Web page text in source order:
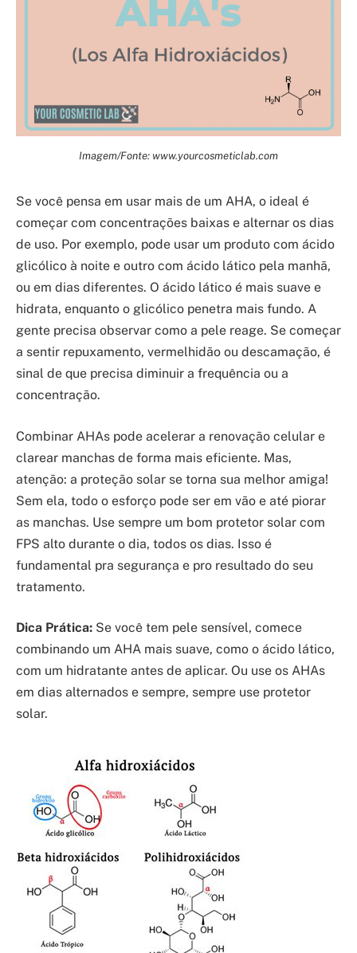
Imagem/Fonte: www.yourcosmeticlab.com
Se você pensa em usar mais de um AHA, o ideal é
começar com concentrações baixas e alternar os dias
de uso. Por exemplo, pode usar um produto com ácido
glicólico à noite e outro com ácido lático pela manhã,
ou em dias diferentes. O ácido lático é mais suave e
hidrata, enquanto o glicólico penetra mais fundo. A
gente precisa observar como a pele reage. Se começar
a sentir repuxamento, vermelhidão ou descamação, é
sinal de que precisa diminuir a frequência ou a
concentração.
Combinar AHAs pode acelerar a renovação celular e
clarear manchas de forma mais eficiente. Mas,
atenção: a proteção solar se torna sua melhor amiga!
Sem ela, todo o esforço pode ser em vão e até piorar
as manchas. Use sempre um bom protetor solar com
FPS alto durante o dia, todos os dias. Isso é
fundamental pra segurança e pro resultado do seu
tratamento.
Dica Prática: Se você tem pele sensível, comece
combinando um AHA mais suave, como o ácido lático,
com um hidratante antes de aplicar. Ou use os AHAs
em dias alternados e sempre, sempre use protetor
solar.